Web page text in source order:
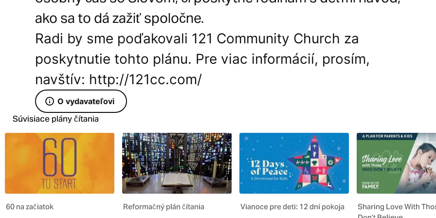
ako sa to dá zažiť spoločne.
Radi by sme poďakovali 121 Community Church za
poskytnutie tohto plánu. Pre viac informácií, prosím,
navštív: http://121cc.com/
O vydavateľovi
Súvisiace plány čítania
60 na začiatok Reformačný plán čítania Vianoce pre deti: 12 dní pokoja
Sharing Love With